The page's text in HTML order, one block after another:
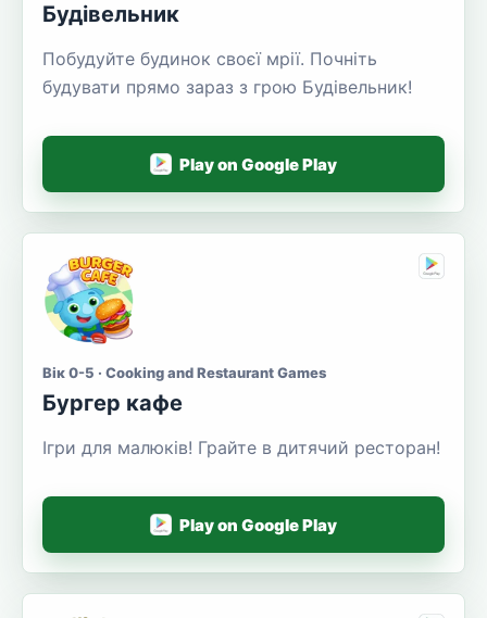
Будівельник
Побудуйте будинок своєї мрії. Почніть
будувати прямо зараз з грою Будівельник!
Play on Google Play
Вік 0-5 · Cooking and Restaurant Games
Бургер кафе
Ігри для малюків! Грайте в дитячий ресторан!
Play on Google Play